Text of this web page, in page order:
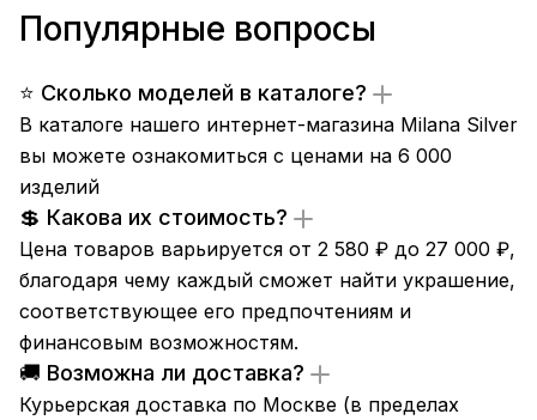
Популярные вопросы
⭐ Сколько моделей в каталоге?
В каталоге нашего интернет-магазина Milana Silver
вы можете ознакомиться с ценами на 6 000
изделий
💲 Какова их стоимость?
Цена товаров варьируется от 2 580 ₽ до 27 000 ₽,
благодаря чему каждый сможет найти украшение,
соответствующее его предпочтениям и
финансовым возможностям.
🚚 Возможна ли доставка?
Курьерская доставка по Москве (в пределах